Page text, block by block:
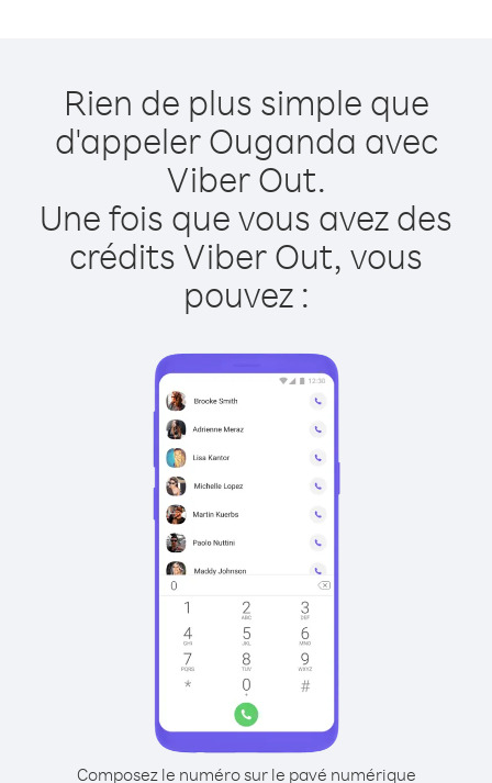
Rien de plus simple que
d'appeler Ouganda avec
Viber Out.
Une fois que vous avez des
crédits Viber Out, vous
pouvez :
Composez le numéro sur le pavé numérique